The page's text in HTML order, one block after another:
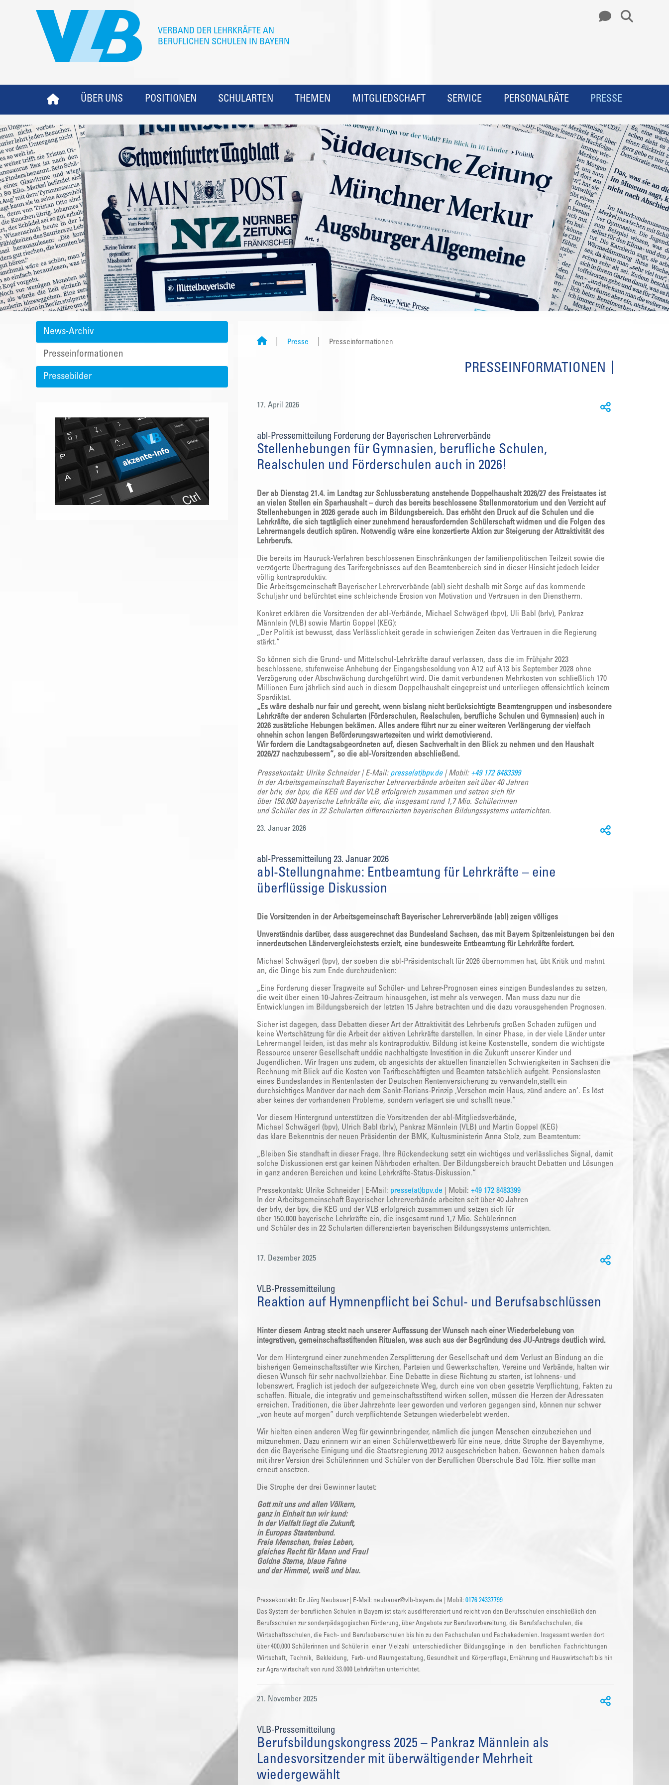
ÜBER UNS POSITIONEN SCHULARTEN THEMEN MITGLIEDSCHAFT SERVICE PERSONALRÄTE PRESSE
News-Archiv
Presseinformationen
Pressebilder
Presse Presseinformationen
PRESSEINFORMATIONEN
17. April 2026
abl-Pressemitteilung Forderung der Bayerischen Lehrerverbände
Stellenhebungen für Gymnasien, berufliche Schulen,
Realschulen und Förderschulen auch in 2026!
Der ab Dienstag 21.4. im Landtag zur Schlussberatung anstehende Doppelhaushalt 2026/27 des Freistaates ist
an vielen Stellen ein Sparhaushalt – durch das bereits beschlossene Stellenmoratorium und den Verzicht auf
Stellenhebungen in 2026 gerade auch im Bildungsbereich. Das erhöht den Druck auf die Schulen und die
Lehrkräfte, die sich tagtäglich einer zunehmend herausfordernden Schülerschaft widmen und die Folgen des
Lehrermangels deutlich spüren. Notwendig wäre eine konzertierte Aktion zur Steigerung der Attraktivität des
Lehrberufs.
Die bereits im Hauruck-Verfahren beschlossenen Einschränkungen der familienpolitischen Teilzeit sowie die
verzögerte Übertragung des Tarifergebnisses auf den Beamtenbereich sind in dieser Hinsicht jedoch leider
völlig kontraproduktiv.
Die Arbeitsgemeinschaft Bayerischer Lehrerverbände (abl) sieht deshalb mit Sorge auf das kommende
Schuljahr und befürchtet eine schleichende Erosion von Motivation und Vertrauen in den Dienstherrn.
Konkret erklären die Vorsitzenden der abl-Verbände, Michael Schwägerl (bpv), Uli Babl (brlv), Pankraz
Männlein (VLB) sowie Martin Goppel (KEG):
„Der Politik ist bewusst, dass Verlässlichkeit gerade in schwierigen Zeiten das Vertrauen in die Regierung
stärkt.“
So können sich die Grund- und Mittelschul-Lehrkräfte darauf verlassen, dass die im Frühjahr 2023
beschlossene, stufenweise Anhebung der Eingangsbesoldung von A12 auf A13 bis September 2028 ohne
Verzögerung oder Abschwächung durchgeführt wird. Die damit verbundenen Mehrkosten von schließlich 170
Millionen Euro jährlich sind auch in diesem Doppelhaushalt eingepreist und unterliegen offensichtlich keinem
Spardiktat.
„Es wäre deshalb nur fair und gerecht, wenn bislang nicht berücksichtigte Beamtengruppen und insbesondere
Lehrkräfte der anderen Schularten (Förderschulen, Realschulen, berufliche Schulen und Gymnasien) auch in
2026 zusätzliche Hebungen bekämen. Alles andere führt nur zu einer weiteren Verlängerung der vielfach
ohnehin schon langen Beförderungswartezeiten und wirkt demotivierend.
Wir fordern die Landtagsabgeordneten auf, diesen Sachverhalt in den Blick zu nehmen und den Haushalt
2026/27 nachzubessern“, so die abl-Vorsitzenden abschließend.
Pressekontakt: Ulrike Schneider | E-Mail: presse(at)bpv.de| Mobil: +49 172 8483399
In der Arbeitsgemeinschaft Bayerischer Lehrerverbände arbeiten seit über 40 Jahren
der brlv, der bpv, die KEG und der VLB erfolgreich zusammen und setzen sich für
über 150.000 bayerische Lehrkräfte ein, die insgesamt rund 1,7 Mio. Schülerinnen
und Schüler des in 22 Schularten differenzierten bayerischen Bildungssystems unterrichten.
23. Januar 2026
abl-Pressemitteilung 23. Januar 2026
abl-Stellungnahme: Entbeamtung für Lehrkräfte – eine
überflüssige Diskussion
Die Vorsitzenden in der Arbeitsgemeinschaft Bayerischer Lehrerverbände (abl) zeigen völliges
Unverständnis darüber, dass ausgerechnet das Bundesland Sachsen, das mit Bayern Spitzenleistungen bei den
innerdeutschen Ländervergleichstests erzielt, eine bundesweite Entbeamtung für Lehrkräfte fordert.
Michael Schwägerl (bpv), der soeben die abl-Präsidentschaft für 2026 übernommen hat, übt Kritik und mahnt
an, die Dinge bis zum Ende durchzudenken:
„Eine Forderung dieser Tragweite auf Schüler- und Lehrer-Prognosen eines einzigen Bundeslandes zu setzen,
die weit über einen 10-Jahres-Zeitraum hinausgehen, ist mehr als verwegen. Man muss dazu nur die
Entwicklungen im Bildungsbereich der letzten 15 Jahre betrachten und die dazu vorausgehenden Prognosen.
Sicher ist dagegen, dass Debatten dieser Art der Attraktivität des Lehrberufs großen Schaden zufügen und
keine Wertschätzung für die Arbeit der aktiven Lehrkräfte darstellen. In einer Phase, in der viele Länder unter
Lehrermangel leiden, ist das mehr als kontraproduktiv. Bildung ist keine Kostenstelle, sondern die wichtigste
Ressource unserer Gesellschaft unddie nachhaltigste Investition in die Zukunft unserer Kinder und
Jugendlichen. Wir fragen uns zudem, ob angesichts der aktuellen finanziellen Schwierigkeiten in Sachsen die
Rechnung mit Blick auf die Kosten von Tarifbeschäftigten und Beamten tatsächlich aufgeht. Pensionslasten
eines Bundeslandes in Rentenlasten der Deutschen Rentenversicherung zu verwandeln,stellt ein
durchsichtiges Manöver dar nach dem Sankt-Florians-Prinzip ‚Verschon mein Haus, zünd andere an‘. Es löst
aber keines der vorhandenen Probleme, sondern verlagert sie und schafft neue.“
Vor diesem Hintergrund unterstützen die Vorsitzenden der abl-Mitgliedsverbände,
Michael Schwägerl (bpv), Ulrich Babl (brlv), Pankraz Männlein (VLB) und Martin Goppel (KEG)
das klare Bekenntnis der neuen Präsidentin der BMK, Kultusministerin Anna Stolz, zum Beamtentum:
„Bleiben Sie standhaft in dieser Frage. Ihre Rückendeckung setzt ein wichtiges und verlässliches Signal, damit
solche Diskussionen erst gar keinen Nährboden erhalten. Der Bildungsbereich braucht Debatten und Lösungen
in ganz anderen Bereichen und keine Lehrkräfte-Status-Diskussion.“
Pressekontakt: Ulrike Schneider | E-Mail: presse(at)bpv.de | Mobil: +49 172 8483399
In der Arbeitsgemeinschaft Bayerischer Lehrerverbände arbeiten seit über 40 Jahren
der brlv, der bpv, die KEG und der VLB erfolgreich zusammen und setzen sich für
über 150.000 bayerische Lehrkräfte ein, die insgesamt rund 1,7 Mio. Schülerinnen
und Schüler des in 22 Schularten differenzierten bayerischen Bildungssystems unterrichten.
17. Dezember 2025
VLB-Pressemitteilung
Reaktion auf Hymnenpflicht bei Schul- und Berufsabschlüssen
Hinter diesem Antrag steckt nach unserer Auffassung der Wunsch nach einer Wiederbelebung von
integrativen, gemeinschaftsstiftenden Ritualen, was auch aus der Begründung des JU-Antrags deutlich wird.
Vor dem Hintergrund einer zunehmenden Zersplitterung der Gesellschaft und dem Verlust an Bindung an die
bisherigen Gemeinschaftsstifter wie Kirchen, Parteien und Gewerkschaften, Vereine und Verbände, halten wir
diesen Wunsch für sehr nachvollziehbar. Eine Debatte in diese Richtung zu starten, ist lohnens- und
lobenswert. Fraglich ist jedoch der aufgezeichnete Weg, durch eine von oben gesetzte Verpflichtung, Fakten zu
schaffen. Rituale, die integrativ und gemeinschaftsstiftend wirken sollen, müssen die Herzen der Adressaten
erreichen. Traditionen, die über Jahrzehnte leer geworden und verloren gegangen sind, können nur schwer
„von heute auf morgen“ durch verpflichtende Setzungen wiederbelebt werden.
Wir hielten einen anderen Weg für gewinnbringender, nämlich die jungen Menschen einzubeziehen und
mitzunehmen. Dazu erinnern wir an einen Schülerwettbewerb für eine neue, dritte Strophe der Bayernhyme,
den die Bayerische Einigung und die Staatsregierung 2012 ausgeschrieben haben. Gewonnen haben damals
mit ihrer Version drei Schülerinnen und Schüler von der Beruflichen Oberschule Bad Tölz. Hier sollte man
erneut ansetzen.
Die Strophe der drei Gewinner lautet:
Gott mit uns und allen Völkern,
ganz in Einheit tun wir kund:
In der Vielfalt liegt die Zukunft,
in Europas Staatenbund.
Freie Menschen, freies Leben,
gleiches Recht für Mann und Frau!
Goldne Sterne, blaue Fahne
und der Himmel, weiß und blau.
Pressekontakt: Dr. Jörg Neubauer | E-Mail: neubauer@vlb-bayern.de | Mobil: 0176 24337799
Das System der beruflichen Schulen in Bayern ist stark ausdifferenziert und reicht von den Berufsschulen einschließlich den
Berufsschulen zur sonderpädagogischen Förderung, über Angebote zur Berufsvorbereitung, die Berufsfachschulen, die
Wirtschaftsschulen, die Fach- und Berufsoberschulen bis hin zu den Fachschulen und Fachakademien. Insgesamt werden dort
über 400.000 Schülerinnen und Schüler in einer Vielzahl unterschiedlicher Bildungsgänge in den beruflichen Fachrichtungen
Wirtschaft, Technik, Bekleidung, Farb- und Raumgestaltung, Gesundheit und Körperpflege, Ernährung und Hauswirtschaft bis hin
zur Agrarwirtschaft von rund 33.000 Lehrkräften unterrichtet.
21. November 2025
VLB-Pressemitteilung
Berufsbildungskongress 2025 – Pankraz Männlein als
Landesvorsitzender mit überwältigender Mehrheit
wiedergewählt